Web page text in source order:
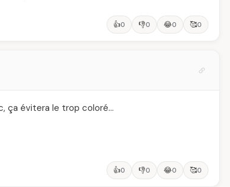
👍0 👎0 😂0 🥰0
ça évitera le trop coloré…
👍0 👎0 😂0 🥰0